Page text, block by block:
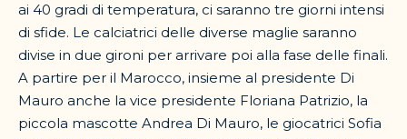
ai 40 gradi di temperatura, ci saranno tre giorni intensi
di sfide. Le calciatrici delle diverse maglie saranno
divise in due gironi per arrivare poi alla fase delle finali.
A partire per il Marocco, insieme al presidente Di
Mauro anche la vice presidente Floriana Patrizio, la
piccola mascotte Andrea Di Mauro, le giocatrici Sofia